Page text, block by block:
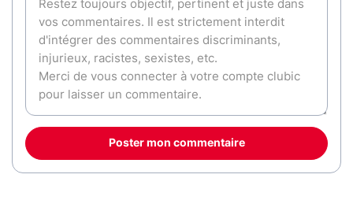
Poster mon commentaire